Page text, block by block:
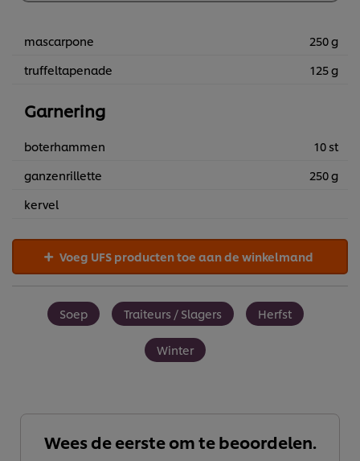
mascarpone
250 g
truffeltapenade
125 g
Garnering
boterhammen
10 st
ganzenrillette
250 g
kervel
Voeg UFS producten toe aan de winkelmand
Soep Traiteurs / Slagers Herfst
Winter
Wees de eerste om te beoordelen.